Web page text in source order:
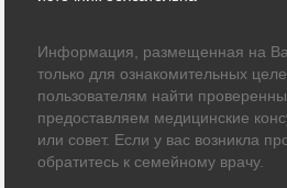
Информация, размещенная на
только для ознакомительных
пользователям найти
предоставляем медицинские
или совет. Если у вас возникла
обратитесь к семейному врачу.